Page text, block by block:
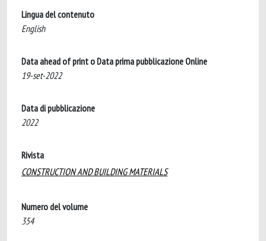
Lingua del contenuto
English
Data ahead of print o Data prima pubblicazione Online
19-set-2022
Data di pubblicazione
2022
Rivista
CONSTRUCTION AND BUILDING MATERIALS
Numero del volume
354